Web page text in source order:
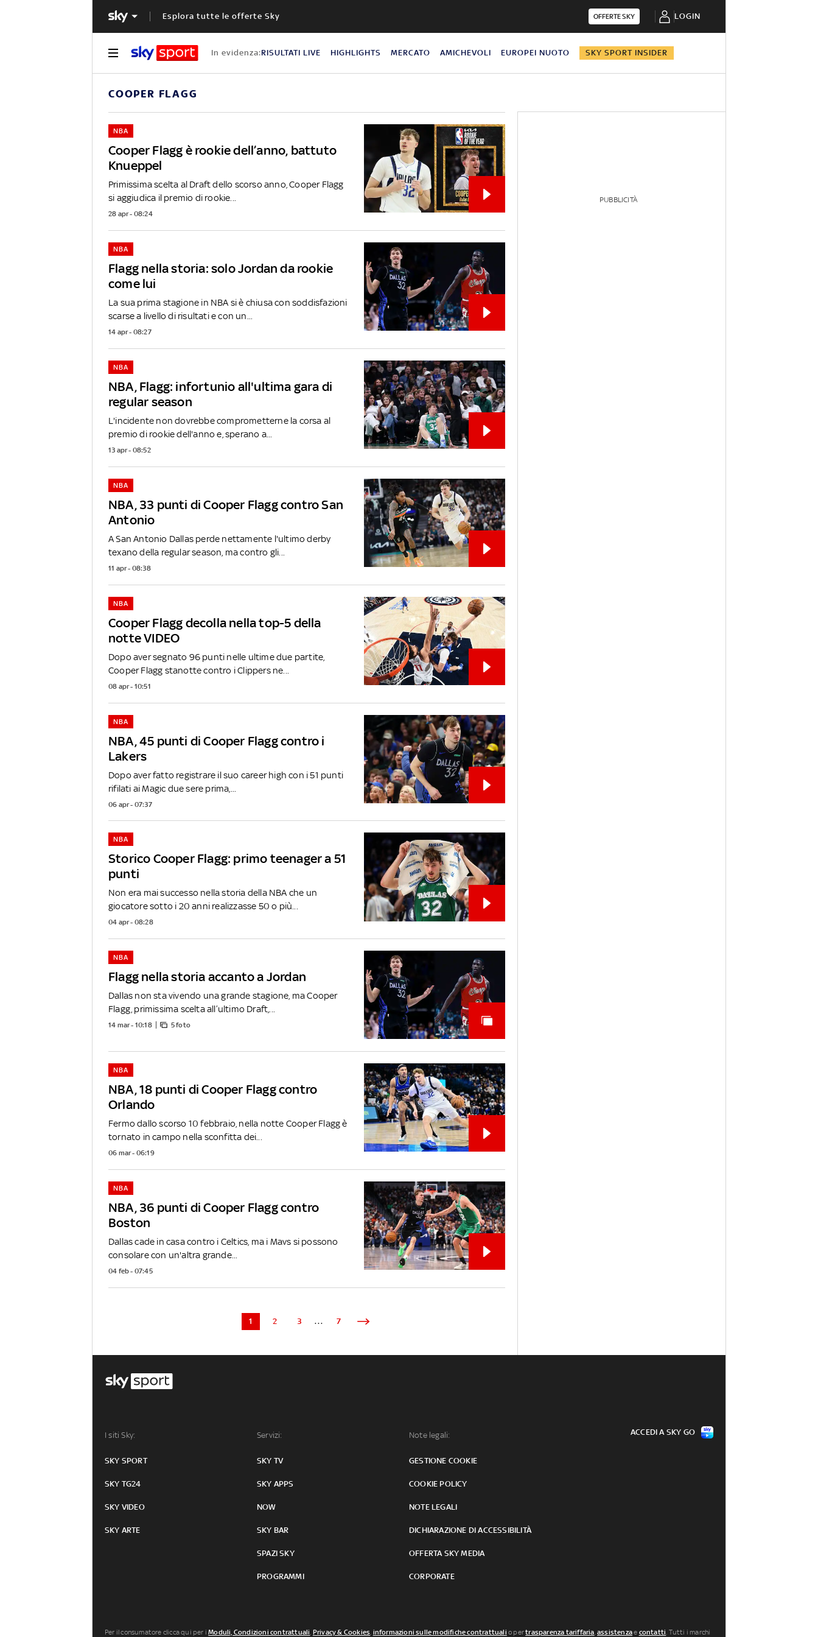
Esplora tutte le offerte Sky OFFERTE SKY LOGIN
In evidenza:RISULTATI LIVE HIGHLIGHTS MERCATO AMICHEVOLI EUROPEI NUOTO SKY SPORT INSIDER
COOPER FLAGG
Cooper Flagg è rookie dell’anno, battuto
Knueppel
NBA
Primissima scelta al Draft dello scorso anno, Cooper Flagg
si aggiudica il premio di rookie...
28 apr - 08:24
Flagg nella storia: solo Jordan da rookie
come lui
NBA
La sua prima stagione in NBA si è chiusa con soddisfazioni
scarse a livello di risultati e con un...
14 apr - 08:27
NBA, Flagg: infortunio all'ultima gara di
regular season
NBA
L'incidente non dovrebbe comprometterne la corsa al
premio di rookie dell'anno e, sperano a...
13 apr - 08:52
NBA, 33 punti di Cooper Flagg contro San
Antonio
NBA
A San Antonio Dallas perde nettamente l'ultimo derby
texano della regular season, ma contro gli...
11 apr - 08:38
Cooper Flagg decolla nella top-5 della
notte VIDEO
NBA
Dopo aver segnato 96 punti nelle ultime due partite,
Cooper Flagg stanotte contro i Clippers ne...
08 apr - 10:51
NBA, 45 punti di Cooper Flagg contro i
Lakers
NBA
Dopo aver fatto registrare il suo career high con i 51 punti
rifilati ai Magic due sere prima,...
06 apr - 07:37
Storico Cooper Flagg: primo teenager a 51
punti
NBA
Non era mai successo nella storia della NBA che un
giocatore sotto i 20 anni realizzasse 50 o più...
04 apr - 08:28
Flagg nella storia accanto a Jordan
NBA
Dallas non sta vivendo una grande stagione, ma Cooper
Flagg, primissima scelta all’ultimo Draft,...
14 mar - 10:18 5 foto
NBA, 18 punti di Cooper Flagg contro
Orlando
NBA
Fermo dallo scorso 10 febbraio, nella notte Cooper Flagg è
tornato in campo nella sconfitta dei...
06 mar - 06:19
NBA, 36 punti di Cooper Flagg contro
Boston
NBA
Dallas cade in casa contro i Celtics, ma i Mavs si possono
consolare con un'altra grande...
04 feb - 07:45
1 2 3 ... 7
PUBBLICITÀ
I siti Sky:
SKY SPORT
SKY TG24
SKY VIDEO
SKY ARTE
Servizi:
SKY TV
SKY APPS
NOW
SKY BAR
SPAZI SKY
PROGRAMMI
Note legali:
GESTIONE COOKIE
COOKIE POLICY
NOTE LEGALI
DICHIARAZIONE DI ACCESSIBILITÀ
OFFERTA SKY MEDIA
CORPORATE
ACCEDI A SKY GO
Per il consumatore clicca qui per iModuli, Condizioni contrattuali, Privacy & Cookies, informazioni sulle modifiche contrattuali o pertrasparenza tariffaria,assistenzae contatti. Tutti i marchi